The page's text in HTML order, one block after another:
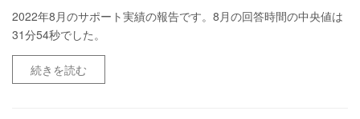
2022年8月のサポート実績の報告です。8月の回答時間の中央値は
31分54秒でした。
続きを読む